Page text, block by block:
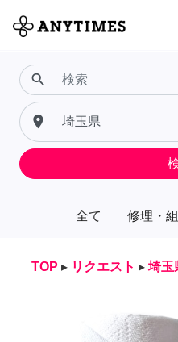
全て 修理・
search
place
TOP ▸ リクエスト ▸ 埼玉